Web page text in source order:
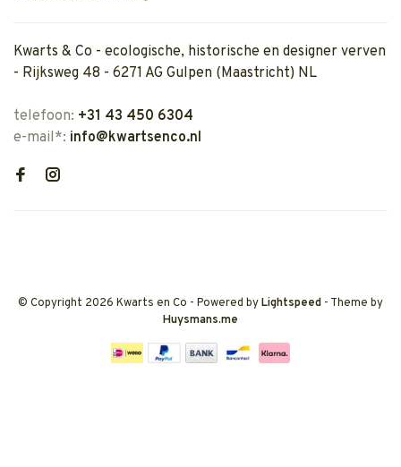
Kwarts & Co - ecologische, historische en designer verven
- Rijksweg 48 - 6271 AG Gulpen (Maastricht) NL
telefoon: +31 43 450 6304
e-mail*: info@kwartsenco.nl
© Copyright 2026 Kwarts en Co - Powered byLightspeed - Theme by
Huysmans.me